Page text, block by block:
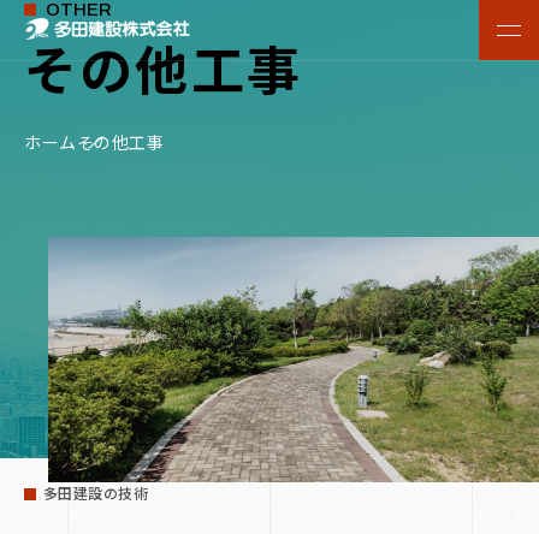
OTHER
その他工事
ホームその他工事
多田建設の技術